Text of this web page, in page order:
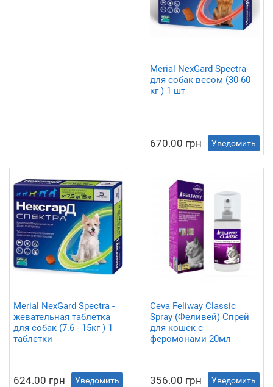
Merial NexGard Spectra-
для собак весом (30-60
кг ) 1 шт
670.00 грн Уведомить
Merial NexGard Spectra -
жевательная таблетка
для собак (7.6 - 15кг ) 1
таблетки
624.00 грн Уведомить
Ceva Feliway Classic
Spray (Феливей) Спрей
для кошек с
феромонами 20мл
356.00 грн Уведомить